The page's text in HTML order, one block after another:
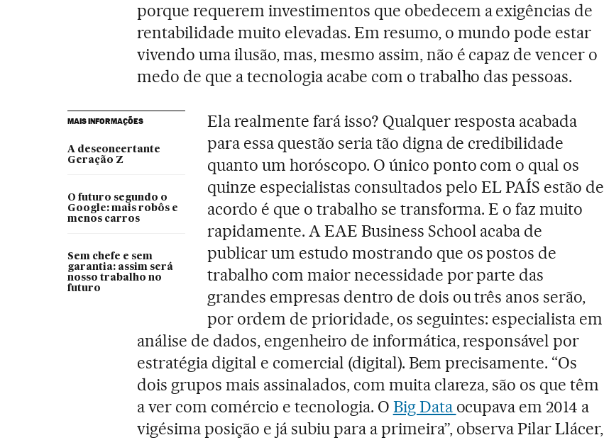
porque requerem investimentos que obedecem a exigências de
rentabilidade muito elevadas. Em resumo, o mundo pode estar
vivendo uma ilusão, mas, mesmo assim, não é capaz de vencer o
medo de que a tecnologia acabe com o trabalho das pessoas.
MAIS INFORMAÇÕES
A desconcertante
Geração Z
O futuro segundo o
Google: mais robôs e
menos carros
Sem chefe e sem
garantia: assim será
nosso trabalho no
futuro
Ela realmente fará isso? Qualquer resposta acabada
para essa questão seria tão digna de credibilidade
quanto um horóscopo. O único ponto com o qual os
quinze especialistas consultados pelo EL PAÍS estão de
acordo é que o trabalho se transforma. E o faz muito
rapidamente. A EAE Business School acaba de
publicar um estudo mostrando que os postos de
trabalho com maior necessidade por parte das
grandes empresas dentro de dois ou três anos serão,
por ordem de prioridade, os seguintes: especialista em
análise de dados, engenheiro de informática, responsável por
estratégia digital e comercial (digital). Bem precisamente. “Os
dois grupos mais assinalados, com muita clareza, são os que têm
a ver com comércio e tecnologia. O Big Data ocupava em 2014 a
vigésima posição e já subiu para a primeira”, observa Pilar Llácer,